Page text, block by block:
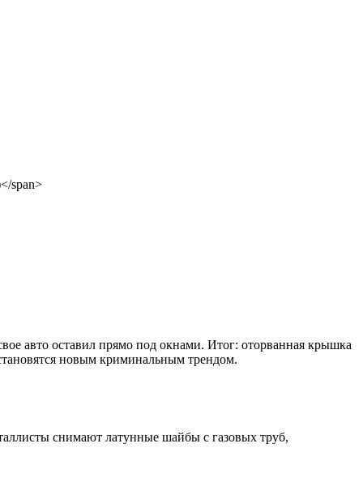
авто оставил прямо под окнами. Итог: оторванная крышка
новым криминальным трендом.
снимают латунные шайбы с газовых труб,